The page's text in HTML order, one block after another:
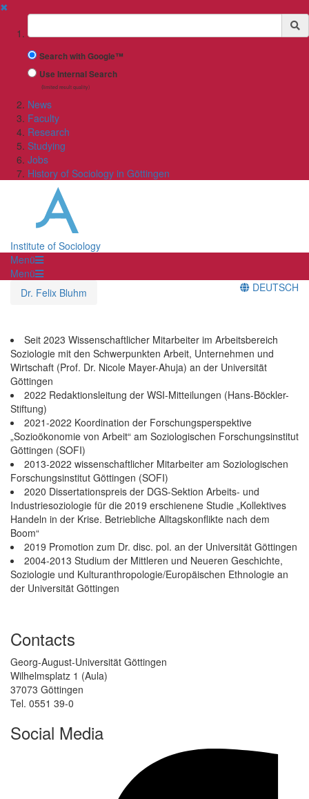
✖
Suchbegriff
Search with Google™
Use Internal Search
(limited result quality)
News
Faculty
Research
Studying
Jobs
History of Sociology in Göttingen
Institute of Sociology
Menü
Menü
Dr. Felix Bluhm
DEUTSCH
Seit 2023 Wissenschaftlicher Mitarbeiter im Arbeitsbereich
Soziologie mit den Schwerpunkten Arbeit, Unternehmen und
Wirtschaft (Prof. Dr. Nicole Mayer-Ahuja) an der Universität
Göttingen
2022 Redaktionsleitung der WSI-Mitteilungen (Hans-Böckler-
Stiftung)
2021-2022 Koordination der Forschungsperspektive
„Sozioökonomie von Arbeit“ am Soziologischen Forschungsinstitut
Göttingen (SOFI)
2013-2022 wissenschaftlicher Mitarbeiter am Soziologischen
Forschungsinstitut Göttingen (SOFI)
2020 Dissertationspreis der DGS-Sektion Arbeits- und
Industriesoziologie für die 2019 erschienene Studie „Kollektives
Handeln in der Krise. Betriebliche Alltagskonflikte nach dem
Boom“
2019 Promotion zum Dr. disc. pol. an der Universität Göttingen
2004-2013 Studium der Mittleren und Neueren Geschichte,
Soziologie und Kulturanthropologie/Europäischen Ethnologie an
der Universität Göttingen
Contacts
Georg-August-Universität Göttingen
Wilhelmsplatz 1 (Aula)
37073 Göttingen
Tel. 0551 39-0
Social Media